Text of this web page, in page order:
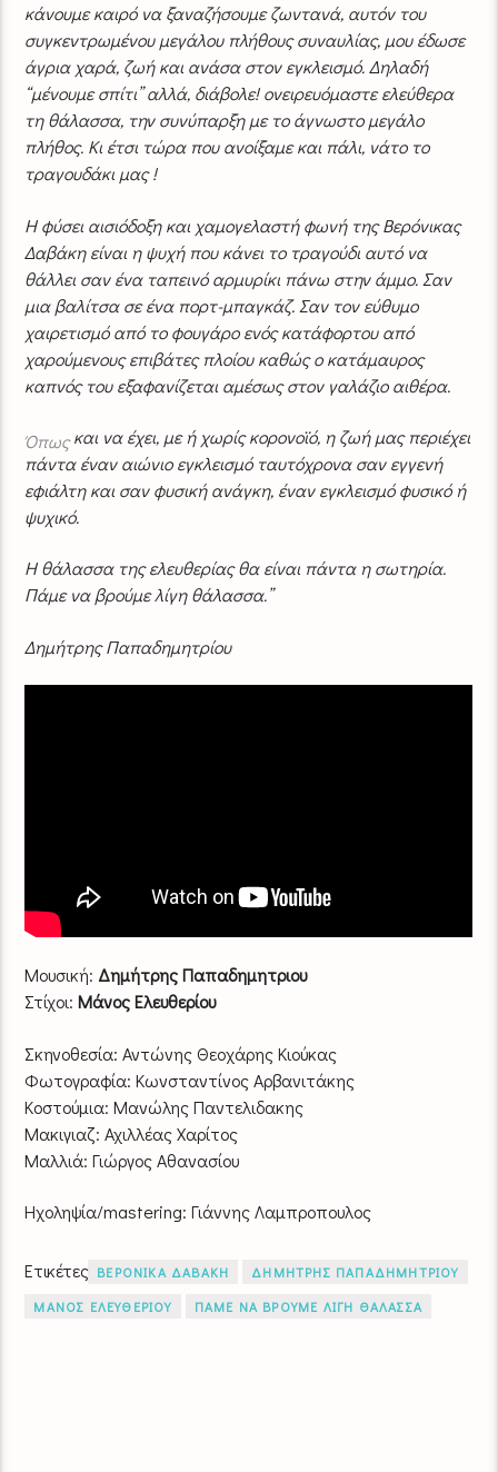
κάνουμε καιρό να ξαναζήσουμε ζωντανά, αυτόν του
συγκεντρωμένου μεγάλου πλήθους συναυλίας, μου έδωσε
άγρια χαρά, ζωή και ανάσα στον εγκλεισμό. Δηλαδή
“μένουμε σπίτι” αλλά, διάβολε! ονειρευόμαστε ελεύθερα
τη θάλασσα, την συνύπαρξη με το άγνωστο μεγάλο
πλήθος. Κι έτσι τώρα που ανοίξαμε και πάλι, νάτο το
τραγουδάκι μας !
Η φύσει αισιόδοξη και χαμογελαστή φωνή της Βερόνικας
Δαβάκη είναι η ψυχή που κάνει το τραγούδι αυτό να
θάλλει σαν ένα ταπεινό αρμυρίκι πάνω στην άμμο. Σαν
μια βαλίτσα σε ένα πορτ-μπαγκάζ. Σαν τον εύθυμο
χαιρετισμό από το φουγάρο ενός κατάφορτου από
χαρούμενους επιβάτες πλοίου καθώς ο κατάμαυρος
καπνός του εξαφανίζεται αμέσως στον γαλάζιο αιθέρα.
Όπωςκαι να έχει, με ή χωρίς κορονοϊό, η ζωή μας περιέχει
πάντα έναν αιώνιο εγκλεισμό ταυτόχρονα σαν εγγενή
εφιάλτη και σαν φυσική ανάγκη, έναν εγκλεισμό φυσικό ή
ψυχικό.
Η θάλασσα της ελευθερίας θα είναι πάντα η σωτηρία.
Πάμε να βρούμε λίγη θάλασσα.”
Δημήτρης Παπαδημητρίου
Μουσική: Δημήτρης Παπαδημητριου
Στίχοι:Μάνος Ελευθερίου
Σκηνοθεσία: Αντώνης Θεοχάρης Κιούκας
Φωτογραφία: Κωνσταντίνος Αρβανιτάκης
Κοστούμια: Μανώλης Παντελιδακης
Μακιγιαζ: Αχιλλέας Χαρίτος
Μαλλιά: Γιώργος Αθανασίου
Ηχοληψία/mastering: Γιάννης Λαμπροπουλος
Ετικέτες ΒΕΡΟΝΙΚΑ ΔΑΒΑΚΗ
ΔΗΜΗΤΡΗΣ ΠΑΠΑΔΗΜΗΤΡΙΟΥ
ΜΑΝΟΣ ΕΛΕΥΘΕΡΙΟΥ
ΠΑΜΕ ΝΑ ΒΡΟΥΜΕ ΛΙΓΗ ΘΑΛΑΣΣΑ